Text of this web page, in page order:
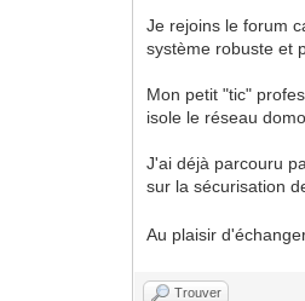
Je rejoins le forum
système robuste et
Mon petit "tic"
isole le réseau
J'ai déjà parcouru
sur la sécurisation
Au plaisir
Trouver